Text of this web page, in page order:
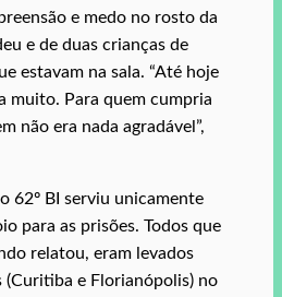
e medo no rosto da
e de duas crianças de
estavam na sala. “Até hoje
muito. Para quem cumpria
não era nada agradável”,
62º BI serviu unicamente
para as prisões. Todos que
relatou, eram levados
(Curitiba e Florianópolis) no